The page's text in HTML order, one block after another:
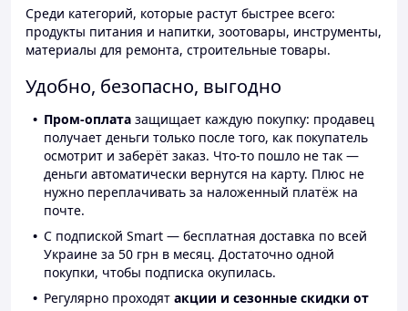
Среди категорий, которые растут быстрее всего:
продукты питания и напитки, зоотовары, инструменты,
материалы для ремонта, строительные товары.
Удобно, безопасно, выгодно
Пром-оплата защищает каждую покупку: продавец
получает деньги только после того, как покупатель
осмотрит и заберёт заказ. Что-то пошло не так —
деньги автоматически вернутся на карту. Плюс не
нужно переплачивать за наложенный платёж на
почте.
С подпиской Smart — бесплатная доставка по всей
Украине за 50 грн в месяц. Достаточно одной
покупки, чтобы подписка окупилась.
Регулярно проходят акции и сезонные скидки от